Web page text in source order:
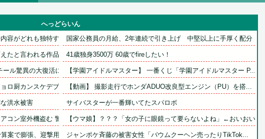
へっどらいん
容がどれも独特すぎ...
たと言われる作品が...
ル驚異の大復活に...
ロ厨カンスケデブが...
洪水被害
コン室外機盗む 警...
案で膨張、迎撃用...
国家公務員の月給、2年連続で引き上げ　中堅以上に手厚く配分
41歳独身3500万 60歳でfireしたい！
【学園アイドルマスター】 一番くじ「学園アイドルマスター P...
【動画】 撮影走行でホンダADUO改良型エンジン（PU）を搭...
サイバスターが一番輝いてたスパロボ
【ウマ娘】？？？「女の子に眼鏡って要らないよね」←おいおい、...
ジャンポケ斉藤の被害女性「バウムクーヘン売ったりTikTok...